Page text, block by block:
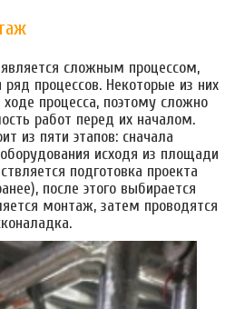
сложным процессом,
процессов. Некоторые из них
процесса, поэтому сложно
работ перед их началом.
из пяти этапов: сначала
исходя из площади
подготовка проекта
после этого выбирается
монтаж, затем проводятся